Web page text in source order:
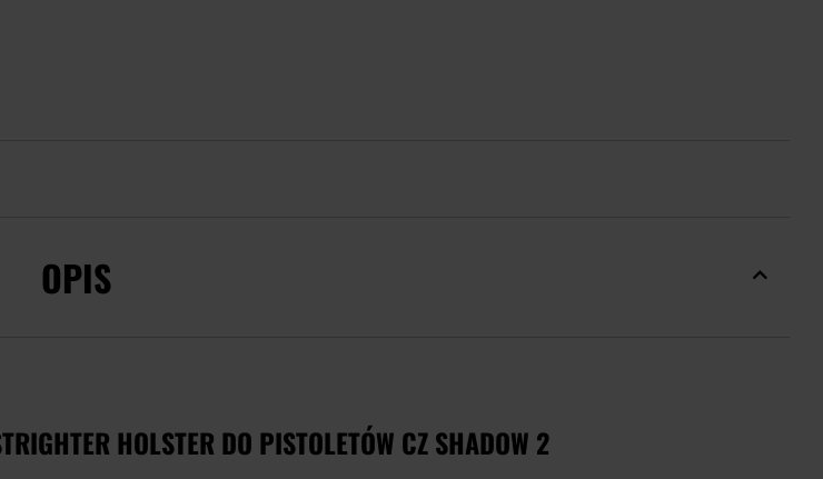
OPIS
HOLSTER DO PISTOLETÓW CZ SHADOW 2